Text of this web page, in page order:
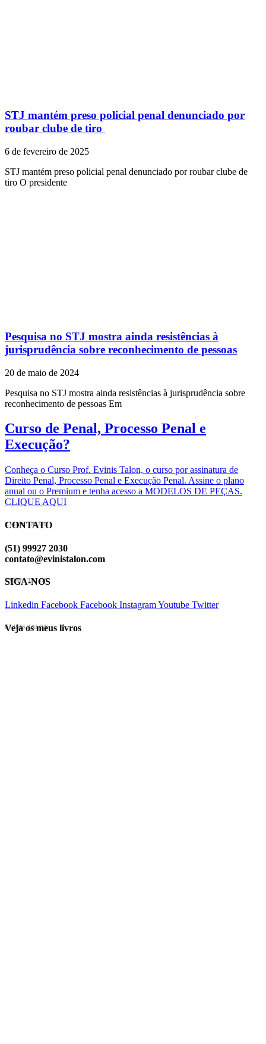
STJ mantém preso policial penal denunciado por
roubar clube de tiro
6 de fevereiro de 2025
STJ mantém preso policial penal denunciado por roubar clube de
tiro O presidente
Pesquisa no STJ mostra ainda resistências à
jurisprudência sobre reconhecimento de pessoas
20 de maio de 2024
Pesquisa no STJ mostra ainda resistências à jurisprudência sobre
reconhecimento de pessoas Em
Curso de Penal, Processo Penal e
Execução?
Conheça o Curso Prof. Evinis Talon, o curso por assinatura de
Direito Penal, Processo Penal e Execução Penal. Assine o plano
anual ou o Premium e tenha acesso a MODELOS DE PEÇAS.
CLIQUE AQUI
EVINIS TALON
CONTATO
(51) 99927 2030
contato@evinistalon.com
EVINIS TALON
SIGA-NOS
Linkedin Facebook Facebook InstagramYoutube Twitter
EVINIS TALON
Veja os meus livros